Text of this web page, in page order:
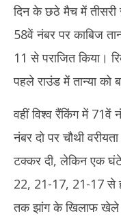
कनाडा ओपन : तान्या व
July
3,
2026
दिन के छठे मैच में तीसरी
58वें नंबर पर काबिज
11 से पराजित किया।
पहले राउंड में तान्या को
वहीं विश्व रैंकिंग में 71वें
नंबर दो पर चौथी
टक्कर दी, लेकिन एक
22, 21-17, 21-17 से
तक झांग के खिलाफ खेले